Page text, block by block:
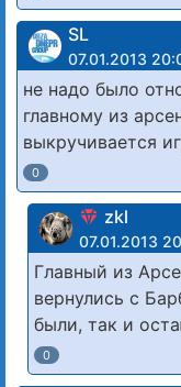
SL
07.01.2013
не надо было
главному из
выкручивается
0
zkl
07.01.2013
Главный из
вернулись с
были, так и
0